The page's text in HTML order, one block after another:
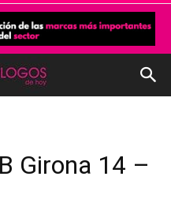
Girona 14 –